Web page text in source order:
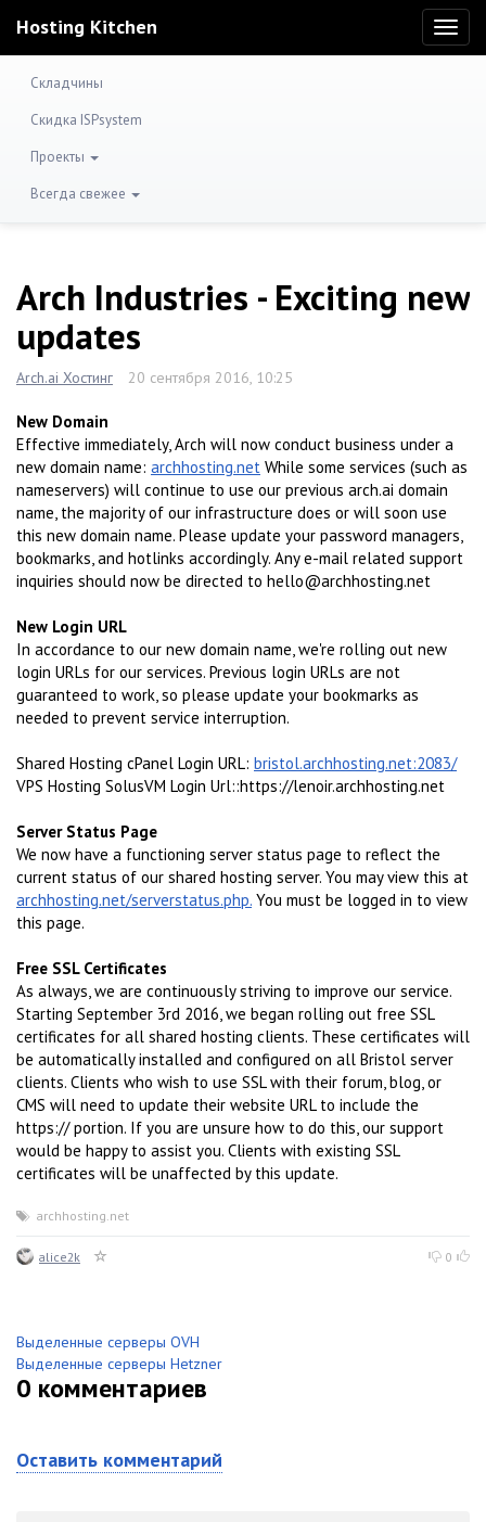
Hosting Kitchen
Складчины
Скидка ISPsystem
Проекты
Всегда свежее
Arch Industries - Exciting new
updates
Arch.ai Хостинг 20 сентября 2016, 10:25
New Domain
Effective immediately, Arch will now conduct business under a
new domain name: archhosting.net While some services (such as
nameservers) will continue to use our previous arch.ai domain
name, the majority of our infrastructure does or will soon use
this new domain name. Please update your password managers,
bookmarks, and hotlinks accordingly. Any e-mail related support
inquiries should now be directed to hello@archhosting.net
New Login URL
In accordance to our new domain name, we're rolling out new
login URLs for our services. Previous login URLs are not
guaranteed to work, so please update your bookmarks as
needed to prevent service interruption.
Shared Hosting cPanel Login URL: bristol.archhosting.net:2083/
VPS Hosting SolusVM Login Url::https://lenoir.archhosting.net
Server Status Page
We now have a functioning server status page to reflect the
current status of our shared hosting server. You may view this at
archhosting.net/serverstatus.php. You must be logged in to view
this page.
Free SSL Certificates
As always, we are continuously striving to improve our service.
Starting September 3rd 2016, we began rolling out free SSL
certificates for all shared hosting clients. These certificates will
be automatically installed and configured on all Bristol server
clients. Clients who wish to use SSL with their forum, blog, or
CMS will need to update their website URL to include the
https:// portion. If you are unsure how to do this, our support
would be happy to assist you. Clients with existing SSL
certificates will be unaffected by this update.
archhosting.net
alice2k 0
Выделенные серверы OVH
Выделенные серверы Hetzner
0 комментариев
Оставить комментарий